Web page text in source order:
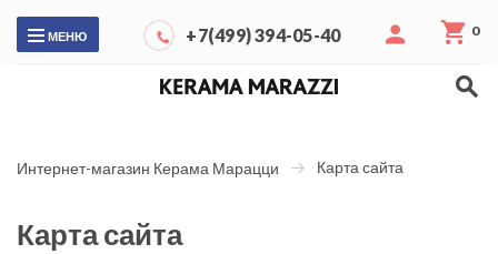
МЕНЮ +7(499) 394-05-40 0
Интернет-магазин Керама Марацци Карта сайта
Карта сайта